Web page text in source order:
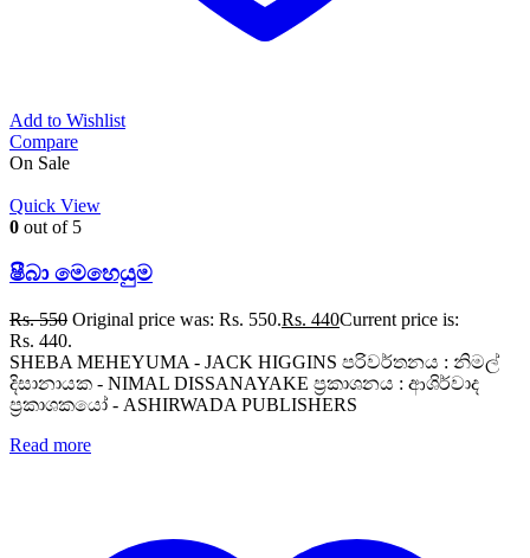
Add to Wishlist
Compare
On Sale
Quick View
0 out of 5
ෂීබා මෙහෙයුම
Rs.550 Original price was: Rs. 550.Rs. 440Current price is:
Rs. 440.
SHEBA MEHEYUMA - JACK HIGGINS පරිවර්තනය : නිමල්
දිසානායක - NIMAL DISSANAYAKE ප්‍රකාශනය : ආශිර්වාද
ප්‍රකාශකයෝ - ASHIRWADA PUBLISHERS
Read more